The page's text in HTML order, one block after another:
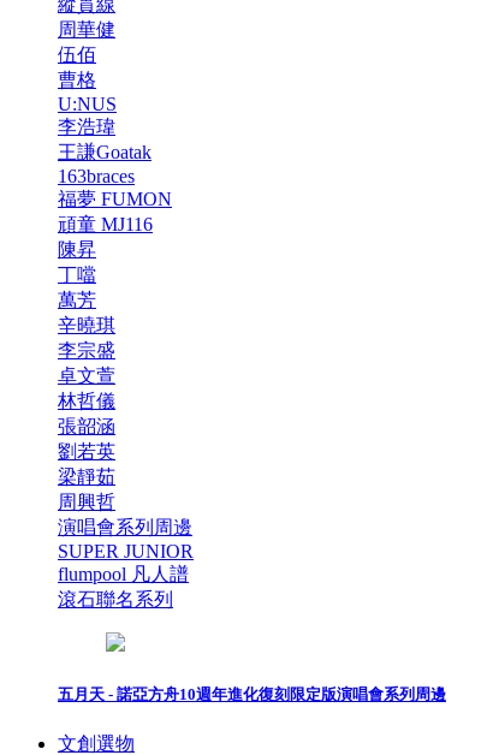
縱貫線
周華健
伍佰
曹格
U:NUS
李浩瑋
王謙Goatak
163braces
福夢 FUMON
頑童 MJ116
陳昇
丁噹
萬芳
辛曉琪
李宗盛
卓文萱
林哲儀
張韶涵
劉若英
梁靜茹
周興哲
演唱會系列周邊
SUPER JUNIOR
flumpool 凡人譜
滾石聯名系列
五月天 - 諾亞方舟10週年進化復刻限定版演唱會系列周邊
文創選物